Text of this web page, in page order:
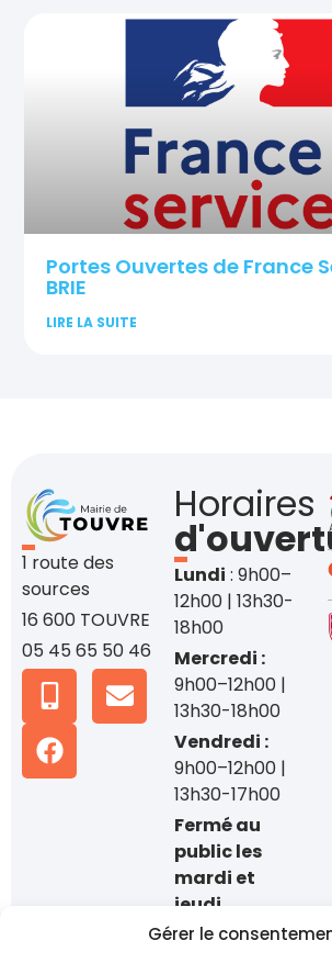
Gérer le
Portes Ouvertes de France
BRIE
LIRE LA SUITE
1 route des
sources
16 600 TOUVRE
05 45 65 50 46
Horaires
Lundi : 9h00–
12h00 | 13h30-
18h00
Mercredi :
9h00–12h00 |
13h30-18h00
Vendredi :
9h00–12h00 |
13h30-17h00
Fermé au
public les
mardi et
jeudi
Accueil